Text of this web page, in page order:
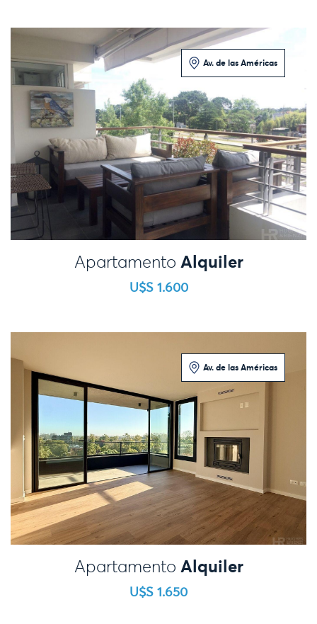
Av. de las Américas
2 Dormitorios
Apartamento Alquiler
U$S 1.600
Av. de las Américas
2 Dormitorios
Apartamento Alquiler
U$S 1.650